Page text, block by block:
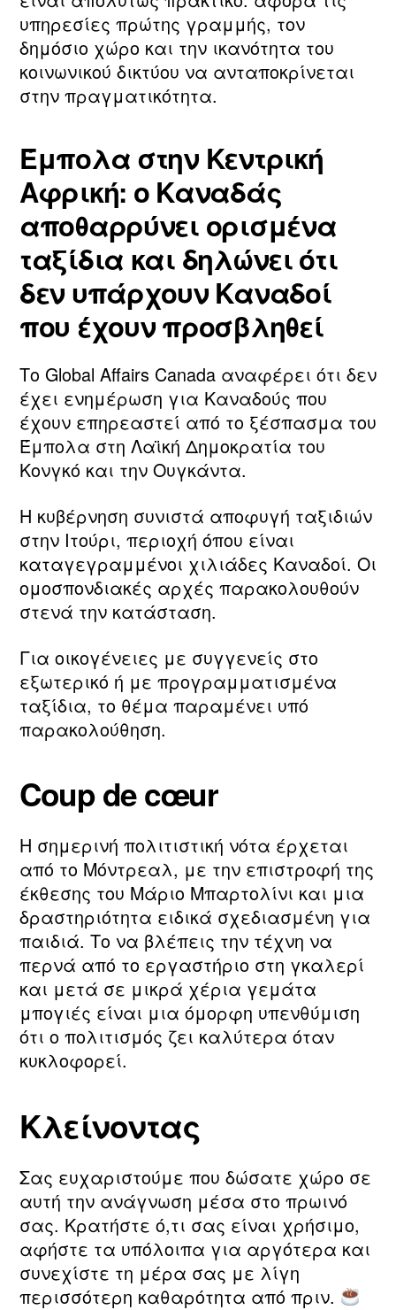
υπηρεσίες πρώτης γραμμής, τον
δημόσιο χώρο και την ικανότητα του
κοινωνικού δικτύου να ανταποκρίνεται
στην πραγματικότητα.
Έμπολα στην Κεντρική
Αφρική: ο Καναδάς
αποθαρρύνει ορισμένα
ταξίδια και δηλώνει ότι
δεν υπάρχουν Καναδοί
που έχουν προσβληθεί
Το Global Affairs Canada αναφέρει ότι δεν
έχει ενημέρωση για Καναδούς που
έχουν επηρεαστεί από το ξέσπασμα του
Έμπολα στη Λαϊκή Δημοκρατία του
Κονγκό και την Ουγκάντα.
Η κυβέρνηση συνιστά αποφυγή ταξιδιών
στην Ιτούρι, περιοχή όπου είναι
καταγεγραμμένοι χιλιάδες Καναδοί. Οι
ομοσπονδιακές αρχές παρακολουθούν
στενά την κατάσταση.
Για οικογένειες με συγγενείς στο
εξωτερικό ή με προγραμματισμένα
ταξίδια, το θέμα παραμένει υπό
παρακολούθηση.
Coup de cœur
Η σημερινή πολιτιστική νότα έρχεται
από το Μόντρεαλ, με την επιστροφή της
έκθεσης του Μάριο Μπαρτολίνι και μια
δραστηριότητα ειδικά σχεδιασμένη για
παιδιά. Το να βλέπεις την τέχνη να
περνά από το εργαστήριο στη γκαλερί
και μετά σε μικρά χέρια γεμάτα
μπογιές είναι μια όμορφη υπενθύμιση
ότι ο πολιτισμός ζει καλύτερα όταν
κυκλοφορεί.
Κλείνοντας
Σας ευχαριστούμε που δώσατε χώρο σε
αυτή την ανάγνωση μέσα στο πρωινό
σας. Κρατήστε ό,τι σας είναι χρήσιμο,
αφήστε τα υπόλοιπα για αργότερα και
συνεχίστε τη μέρα σας με λίγη
περισσότερη καθαρότητα από πριν.